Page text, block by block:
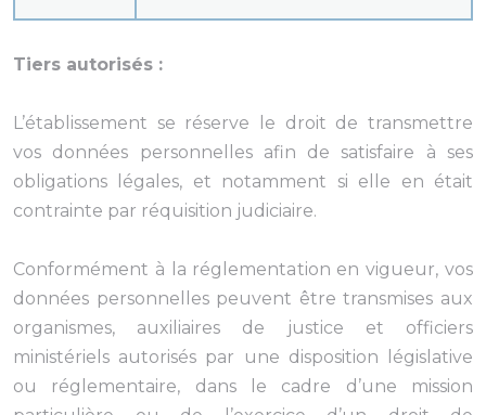
Tiers autorisés :
L’établissement se réserve le droit de transmettre
vos données personnelles afin de satisfaire à ses
obligations légales, et notamment si elle en était
contrainte par réquisition judiciaire.
Conformément à la réglementation en vigueur, vos
données personnelles peuvent être transmises aux
organismes, auxiliaires de justice et officiers
ministériels autorisés par une disposition législative
ou réglementaire, dans le cadre d’une mission